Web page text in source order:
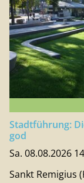
Stadtführung:
god
Sa. 08.08.2026
Sankt Remigius